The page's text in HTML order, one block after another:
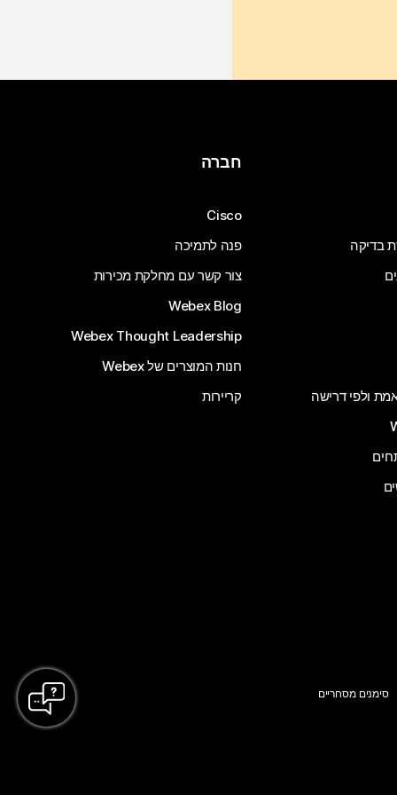
בדיקה
אמת ולפי דרישה
חברה
Cisco
פנה לתמיכה
צור קשר עם מחלקת מכירות
Webex Blog
Webex Thought Leadership
חנות המוצרים של Webex
קריירות
סימנים מסחריים